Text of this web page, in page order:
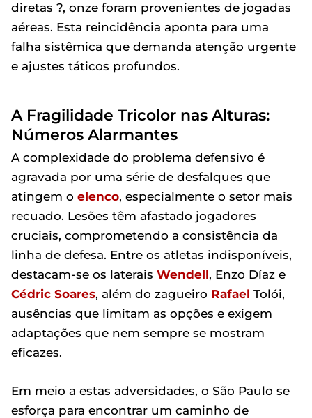
diretas ?, onze foram provenientes de jogadas
aéreas. Esta reincidência aponta para uma
falha sistêmica que demanda atenção urgente
e ajustes táticos profundos.
A Fragilidade Tricolor nas Alturas:
Números Alarmantes
A complexidade do problema defensivo é
agravada por uma série de desfalques que
atingem o elenco, especialmente o setor mais
recuado. Lesões têm afastado jogadores
cruciais, comprometendo a consistência da
linha de defesa. Entre os atletas indisponíveis,
destacam-se os laterais Wendell, Enzo Díaz e
Cédric Soares, além do zagueiro Rafael Tolói,
ausências que limitam as opções e exigem
adaptações que nem sempre se mostram
eficazes.
Em meio a estas adversidades, o São Paulo se
esforça para encontrar um caminho de